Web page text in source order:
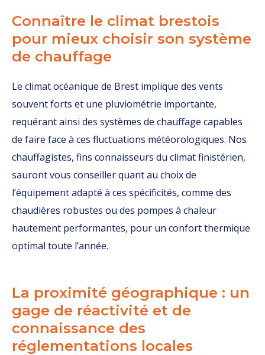
Connaître le climat brestois
pour mieux choisir son système
de chauffage
Le climat océanique de Brest implique des vents
souvent forts et une pluviométrie importante,
requérant ainsi des systèmes de chauffage capables
de faire face à ces fluctuations météorologiques. Nos
chauffagistes, fins connaisseurs du climat finistérien,
sauront vous conseiller quant au choix de
l’équipement adapté à ces spécificités, comme des
chaudières robustes ou des pompes à chaleur
hautement performantes, pour un confort thermique
optimal toute l’année.
La proximité géographique : un
gage de réactivité et de
connaissance des
réglementations locales